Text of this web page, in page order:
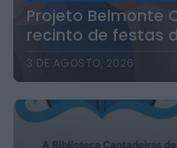
Projeto Belmonte
recinto de festas
3 DE AGOSTO, 2026